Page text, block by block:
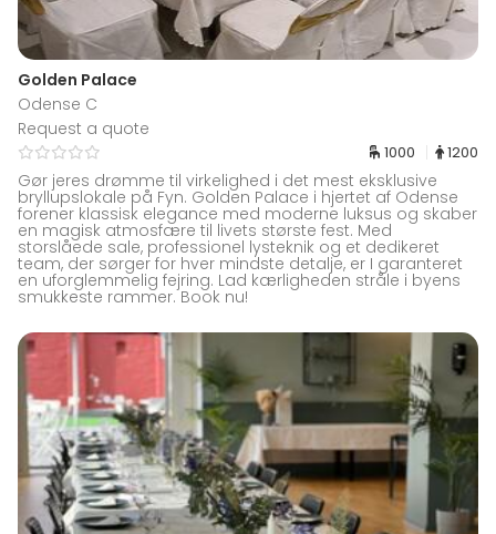
Golden Palace
Odense C
Request a quote
1000 1200
Gør jeres drømme til virkelighed i det mest eksklusive
bryllupslokale på Fyn. Golden Palace i hjertet af Odense
forener klassisk elegance med moderne luksus og skaber
en magisk atmosfære til livets største fest. Med
storslåede sale, professionel lysteknik og et dedikeret
team, der sørger for hver mindste detalje, er I garanteret
en uforglemmelig fejring. Lad kærligheden stråle i byens
smukkeste rammer. Book nu!